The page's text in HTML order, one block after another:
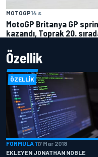
MOTOGP14 s
MotoGP Britanya GP
kazandı, Toprak 20.
Özellik
ÖZELLIK
FORMULA 117 Mar 2018
EKLEYEN JONATHAN NOBLE